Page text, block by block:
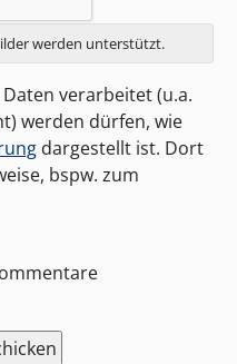
werden unterstützt.
verarbeitet (u.a.
werden dürfen, wie
dargestellt ist. Dort
bspw. zum